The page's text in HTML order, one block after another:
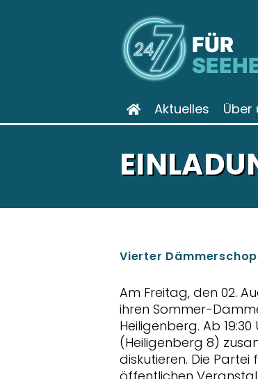
FÜR
Aktuelles Über
Vierter
Am Freitag, den 02.
ihren Sommer-
Heiligenberg. Ab
(Heiligenberg 8)
diskutieren. Die